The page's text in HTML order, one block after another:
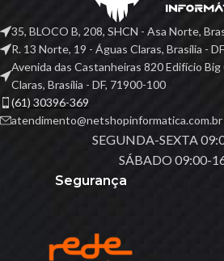
35, BLOCO B, 208, SHCN - Asa Norte,
R. 13 Norte, 19 - Águas Claras, Brasília - DF
Avenida das Castanheiras 820 Edifício
Claras, Brasília - DF, 71900-100
(61) 30396-369
atendimento@netshopinformatica.com.br
SEGUNDA-SEXTA
SÁBADO 09:00-
Segurança